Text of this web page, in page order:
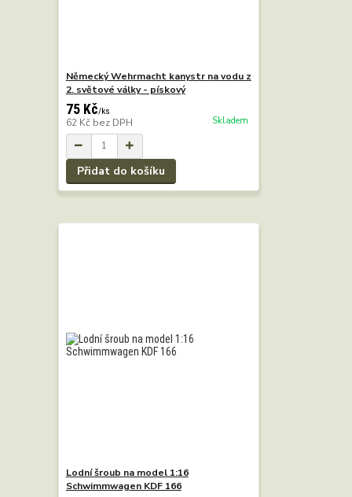
Německý Wehrmacht kanystr na vodu z
2. světové války - pískový
75 Kč/ks
62 Kč bez DPH Skladem
Přidat do košíku
Lodní šroub na model 1:16
Schwimmwagen KDF 166